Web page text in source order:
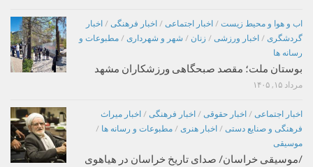
اب و هوا و محیط زیست / اخبار اجتماعی / اخبار فرهنگی / اخبار
گردشگری / اخبار ورزشی / زنان / شهر و شهرداری / مطبوعات و
رسانه ها
بوستان ملت؛ مقصد صبحگاهی ورزشکاران مشهد
مرداد ۱۵, ۱۴۰۵
اخبار اجتماعی / اخبار حقوقی / اخبار فرهنگی / اخبار میراث
فرهنگی و صنایع دستی / اخبار هنری / مطبوعات و رسانه ها /
موسیقی
/موسیقی خراسان/ صدای تاریخ خراسان در هیاهوی